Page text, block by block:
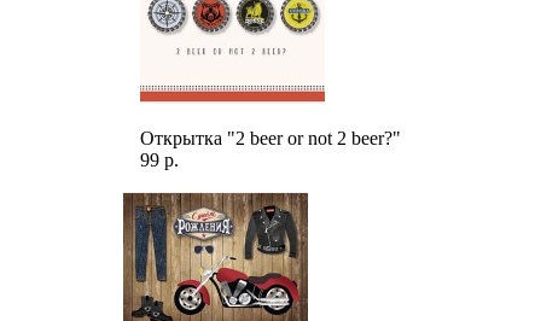
Открытка "2 beer or not 2 beer?"
99 р.